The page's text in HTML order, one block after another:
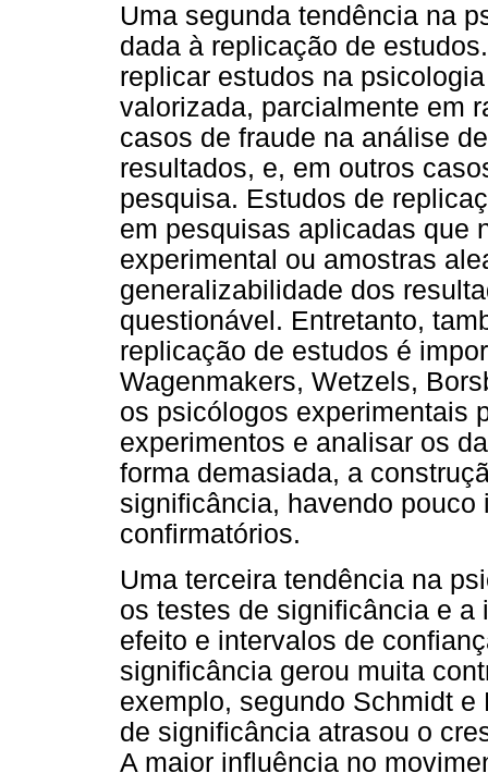
Uma segunda tendência na
dada à replicação de
replicar estudos na
valorizada, parcialmente em
casos de fraude na análise
resultados, e, em outros
pesquisa. Estudos de
em pesquisas aplicadas que
experimental ou amostras
generalizabilidade dos
questionável. Entretanto,
replicação de estudos é
Wagenmakers, Wetzels,
os psicólogos experimentais
experimentos e analisar os
forma demasiada, a
significância, havendo
confirmatórios.
Uma terceira tendência na
os testes de significância e a
efeito e intervalos de
significância gerou muita
exemplo, segundo Schmidt
de significância atrasou o
A maior influência no